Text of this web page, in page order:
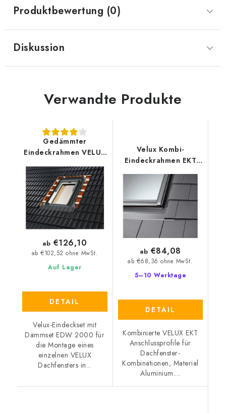
Produktbewertung (0)
Diskussion
Verwandte Produkte
Gedämmter
Eindeckrahmen VELUX
EDW 2000
Auf Lager
ab €102,52 ohne MwSt.
ab €126,10
DETAIL
Velux-Eindeckset mit
Dämmset EDW 2000 für
die Montage eines
einzelnen VELUX
Dachfensters in...
Velux Kombi-
Eindeckrahmen EKT
0001
5–10 Werktage
ab €68,36 ohne MwSt.
ab €84,08
DETAIL
Kombinierte VELUX EKT
Anschlussprofile für
Dachfenster-
Kombinationen, Material
Aluminium....